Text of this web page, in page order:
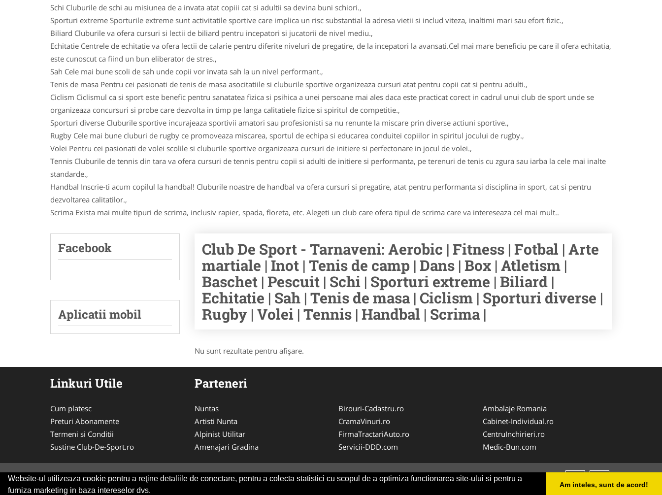
Website-ul utilizeaza cookie pentru a reţine detaliile de conectare, pentru a colecta statistici cu scopul de a optimiza functionarea site-ului si pentru a
furniza marketing in baza intereselor dvs.
Am inteles, sunt de acord!
Schi Cluburile de schi au misiunea de a invata atat copiii cat si adultii sa devina buni schiori.,
Sporturi extreme Sporturile extreme sunt activitatile sportive care implica un risc substantial la adresa vietii si includ viteza, inaltimi mari sau efort fizic.,
Biliard Cluburile va ofera cursuri si lectii de biliard pentru incepatori si jucatorii de nivel mediu.,
Echitatie Centrele de echitatie va ofera lectii de calarie pentru diferite niveluri de pregatire, de la incepatori la avansati.Cel mai mare beneficiu pe care il ofera echitatia,
este cunoscut ca fiind un bun eliberator de stres.,
Sah Cele mai bune scoli de sah unde copii vor invata sah la un nivel performant.,
Tenis de masa Pentru cei pasionati de tenis de masa asocitatiile si cluburile sportive organizeaza cursuri atat pentru copii cat si pentru adulti.,
Ciclism Ciclismul ca si sport este benefic pentru sanatatea fizica si psihica a unei persoane mai ales daca este practicat corect in cadrul unui club de sport unde se
organizeaza concursuri si probe care dezvolta in timp pe langa calitatiele fizice si spiritul de competitie.,
Sporturi diverse Cluburile sportive incurajeaza sportivii amatori sau profesionisti sa nu renunte la miscare prin diverse actiuni sportive.,
Rugby Cele mai bune cluburi de rugby ce promoveaza miscarea, sportul de echipa si educarea conduitei copiilor in spiritul jocului de rugby.,
Volei Pentru cei pasionati de volei scolile si cluburile sportive organizeaza cursuri de initiere si perfectonare in jocul de volei.,
Tennis Cluburile de tennis din tara va ofera cursuri de tennis pentru copii si adulti de initiere si performanta, pe terenuri de tenis cu zgura sau iarba la cele mai inalte
standarde.,
Handbal Inscrie-ti acum copilul la handbal! Cluburile noastre de handbal va ofera cursuri si pregatire, atat pentru performanta si disciplina in sport, cat si pentru
dezvoltarea calitatilor.,
Scrima Exista mai multe tipuri de scrima, inclusiv rapier, spada, floreta, etc. Alegeti un club care ofera tipul de scrima care va intereseaza cel mai mult..
Facebook
Aplicatii mobil
Club De Sport - Tarnaveni: Aerobic | Fitness | Fotbal | Arte
martiale | Inot | Tenis de camp | Dans | Box | Atletism |
Baschet | Pescuit | Schi | Sporturi extreme | Biliard |
Echitatie | Sah | Tenis de masa | Ciclism | Sporturi diverse |
Rugby | Volei | Tennis | Handbal | Scrima |
Nu sunt rezultate pentru afişare.
Linkuri Utile
Cum platesc
Preturi Abonamente
Termeni si Conditii
Sustine Club-De-Sport.ro
Parteneri
Nuntas
Artisti Nunta
Alpinist Utilitar
Amenajari Gradina
Birouri-Cadastru.ro
CramaVinuri.ro
FirmaTractariAuto.ro
Servicii-DDD.com
Ambalaje Romania
Cabinet-Individual.ro
CentruInchirieri.ro
Medic-Bun.com
© 2014-2026ANPC SOL